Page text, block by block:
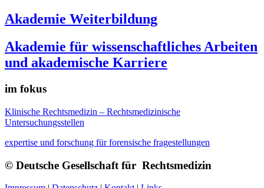
Akademie Weiterbildung
Akademie für wissenschaftliches Arbeiten
und akademische Karriere
im fokus
Klinische Rechtsmedizin – Rechtsmedizinische
Untersuchungsstellen
expertise und forschung für forensische fragestellungen
© Deutsche Gesellschaft für Rechtsmedizin